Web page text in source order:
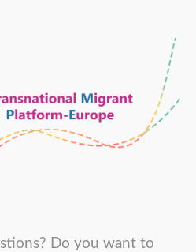
Do you want to